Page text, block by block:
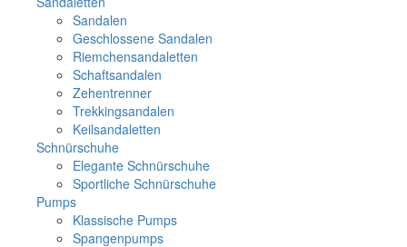
Sandalen
Geschlossene Sandalen
Riemchensandaletten
Schaftsandalen
Zehentrenner
Trekkingsandalen
Keilsandaletten
Schnürschuhe
Elegante Schnürschuhe
Sportliche Schnürschuhe
Pumps
Klassische Pumps
Spangenpumps